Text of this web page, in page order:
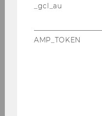
30.4.2007
(12.00 Uhr
Ortszeit) direkt an
angegebene Adresse
- Ko­or­di­na­tor für
_gcl_au
AMP_TOKEN